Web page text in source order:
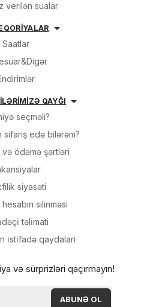
verilən sualar
Saatlar
QAYĞI
seçməli?
sifariş edə bilərəm?
və ödəmə şərtləri
siyasəti
silinməsi
təli̇mati
i̇sti̇fadə qaydalari
və sürprizləri qaçırmayın!